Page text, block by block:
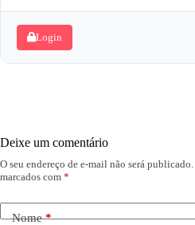
Login
Deixe um comentário
O seu endereço de e-mail não será publicado.
marcados com *
Nome*